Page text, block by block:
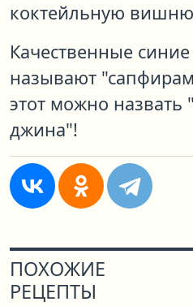
коктейльную
Качественные
называют
этот можно назвать
джина"!
ПОХОЖИЕ
РЕЦЕПТЫ